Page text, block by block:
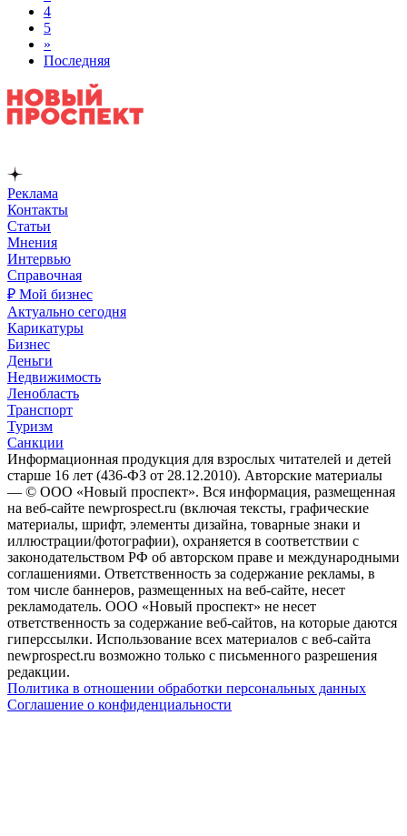
4
5
»
Последняя
Реклама
Контакты
Статьи
Мнения
Интервью
Справочная
₽ Мой бизнес
Актуально сегодня
Карикатуры
Бизнес
Деньги
Недвижимость
Ленобласть
Транспорт
Туризм
Санкции
Информационная продукция для взрослых читателей и детей
старше 16 лет (436-ФЗ от 28.12.2010). Авторские материалы
— © ООО «Новый проспект». Вся информация, размещенная
на веб-сайте newprospect.ru (включая тексты, графические
материалы, шрифт, элементы дизайна, товарные знаки и
иллюстрации/фотографии), охраняется в соответствии с
законодательством РФ об авторском праве и международными
соглашениями. Ответственность за содержание рекламы, в
том числе баннеров, размещенных на веб-сайте, несет
рекламодатель. ООО «Новый проспект» не несет
ответственность за содержание веб-сайтов, на которые даются
гиперссылки. Использование всех материалов с веб-сайта
newprospect.ru возможно только с письменного разрешения
редакции.
Политика в отношении обработки персональных данных
Соглашение о конфиденциальности